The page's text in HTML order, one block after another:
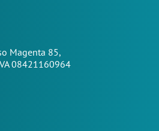
Magenta 85,
08421160964